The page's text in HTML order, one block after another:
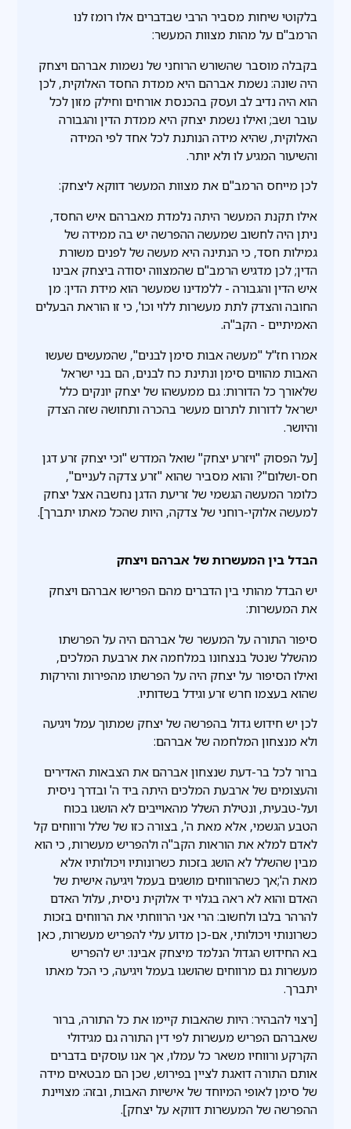
בלקוטי שיחות מסביר הרבי שבדברים אלו רומז לנו
הרמב"ם על מהות מצוות המעשר:
בקבלה מוסבר שהשורש הרוחני של נשמות אברהם ויצחק
היה שונה: נשמת אברהם היא ממדת החסד האלוקית, לכן
הוא היה נדיב לב ועסק בהכנסת אורחים וחילק מזון לכל
עובר ושב; ואילו נשמת יצחק היא ממדת הדין והגבורה
האלוקית, שהיא מידה הנותנת לכל אחד לפי המידה
והשיעור המגיע לו ולא יותר.
לכן מייחס הרמב"ם את מצוות המעשר דווקא ליצחק:
אילו תקנת המעשר היתה נלמדת מאברהם איש החסד,
ניתן היה לחשוב שמעשה ההפרשה יש בה ממידה של
גמילות חסד, כי הנתינה היא מעשה של לפנים משורת
הדין; לכן מדגיש הרמב"ם שהמצווה יסודה ביצחק אבינו
איש הדין והגבורה - ללמדינו שמעשר הוא מידת הדין: מן
החובה והצדק לתת מעשרות ללוי וכו', כי זו הוראת הבעלים
האמיתיים - הקב"ה.
אמרו חז"ל "מעשה אבות סימן לבנים", שהמעשים שעשו
האבות מהווים סימן ונתינת כח לבנים, הם בני ישראל
שלאורך כל הדורות: גם ממעשהו של יצחק יונקים כלל
ישראל לדורות לתרום מעשר בהכרה ותחושה שזה הצדק
והיושר.
[על הפסוק "ויזרע יצחק" שואל המדרש "וכי יצחק זרע דגן
חס-ושלום"? והוא מסביר שהוא "זרע צדקה לעניים",
כלומר המעשה הגשמי של זריעת הדגן נחשבה אצל יצחק
למעשה אלוקי-רוחני של צדקה, היות שהכל מאתו יתברך].
הבדל בין המעשרות של אברהם ויצחק
יש הבדל מהותי בין הדברים מהם הפרישו אברהם ויצחק
את המעשרות:
סיפור התורה על המעשר של אברהם היה על הפרשתו
מהשלל שנטל בנצחונו במלחמה את ארבעת המלכים,
ואילו הסיפור על יצחק היה על הפרשתו מהפירות והירקות
שהוא בעצמו חרש זרע וגידל בשדותיו.
לכן יש חידוש גדול בהפרשה של יצחק שמתוך עמל ויגיעה
ולא מנצחון המלחמה של אברהם:
ברור לכל בר-דעת שנצחון אברהם את הצבאות האדירים
והעצומים של ארבעת המלכים היתה ביד ה' ובדרך ניסית
ועל-טבעית, ונטילת השלל מהאוייבים לא הושגו בכוח
הטבע הגשמי, אלא מאת ה', בצורה כזו של שלל ורווחים קל
לאדם למלא את הוראות הקב"ה ולהפריש מעשרות, כי הוא
מבין שהשלל לא הושג בזכות כשרונותיו ויכולותיו אלא
מאת ה';אך כשהרווחים מושגים בעמל ויגיעה אישית של
האדם והוא לא ראה בגלוי יד אלוקית ניסית, עלול האדם
להרהר בלבו ולחשוב: הרי אני הרווחתי את הרווחים בזכות
כשרונותי ויכולותי, אם-כן מדוע עלי להפריש מעשרות, כאן
בא החידוש הגדול הנלמד מיצחק אבינו: יש להפריש
מעשרות גם מרווחים שהושגו בעמל ויגיעה, כי הכל מאתו
יתברך.
[רצוי להבהיר: היות שהאבות קיימו את כל התורה, ברור
שאברהם הפריש מעשרות לפי דין התורה גם מגידולי
הקרקע ורווחיו משאר כל עמלו, אך אנו עוסקים בדברים
אותם התורה דואגת לציין בפירוש, שכן הם מבטאים מידה
של סימן לאופי המיוחד של אישיות האבות, ובזה: מצויינת
ההפרשה של המעשרות דווקא על יצחק].